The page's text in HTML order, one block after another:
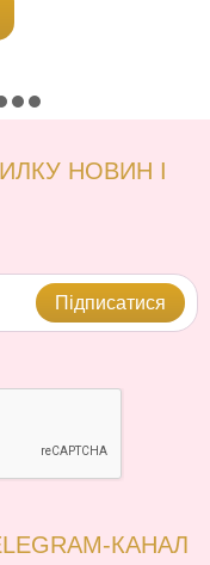
НОВИН І
Підписатися
КАНАЛ